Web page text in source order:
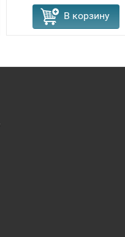
В корзину